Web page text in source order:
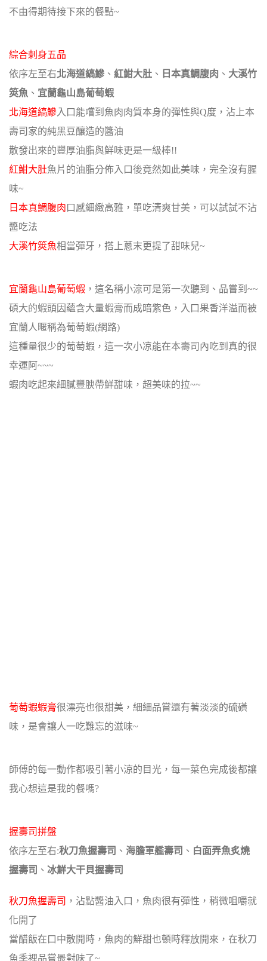
不由得期待接下來的餐點~
綜合刺身五品
依序左至右北海道縞鰺 、 紅魽大肚 、 日本真鯛腹肉 、 大溪竹
筴魚 、 宜蘭龜山島葡萄蝦
北海道縞鰺入口能嚐到魚肉肉質本身的彈性與Q度，沾上本
壽司家的純黑豆釀造的醬油
散發出來的豐厚油脂與鮮味更是一級棒!!
紅魽大肚魚片的油脂分佈入口後竟然如此美味，完全沒有腥
味~
日本真鯛腹肉 口感細緻高雅，單吃清爽甘美，可以試試不沾
醬吃法
大溪竹筴魚相當彈牙，搭上蔥末更提了甜味兒~
宜蘭龜山島葡萄蝦 ，這名稱小涼可是第一次聽到、品嘗到~~
碩大的蝦頭因蘊含大量蝦膏而成暗紫色，入口果香洋溢而被
宜蘭人暱稱為葡萄蝦(網路)
這種量很少的葡萄蝦，這一次小凉能在本壽司內吃到真的很
幸運阿~~~
蝦肉吃起來細膩豐腴帶鮮甜味，超美味的拉~~
葡萄蝦蝦膏很漂亮也很甜美，細細品嘗還有著淡淡的硫磺
味，是會讓人一吃難忘的滋味~
師傅的每一動作都吸引著小涼的目光，每一菜色完成後都讓
我心想這是我的餐嗎?
握壽司拼盤
依序左至右:秋刀魚握壽司 、 海膽軍艦壽司 、 白面弄魚炙燒
握壽司 、 冰鮮大干貝握壽司
秋刀魚握壽司 ，沾點醬油入口，魚肉很有彈性，稍微咀嚼就
化開了
當醋飯在口中散開時，魚肉的鮮甜也頓時釋放開來，在秋刀
魚季裡品嘗最對味了~